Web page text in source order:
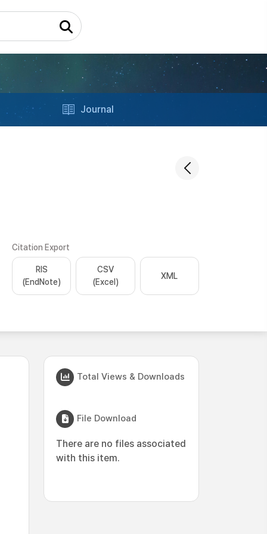
Journal
Citation Export
RIS
(EndNote)
CSV
(Excel)
XML
Total Views & Downloads
File Download
There are no files associated
with this item.